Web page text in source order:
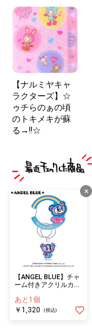
【ナルミヤキャ
ラクターズ】☆
ゥチらのぁの頃
のトキメキが蘇
る→!!☆
×
【ANGEL BLUE】チャ
ーム付きアクリルカラ
あと1個
￥1,320
(税込)